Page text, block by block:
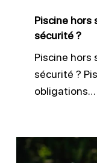
Piscine hors
sécurité ?
Piscine hors
sécurité ?
obligations…
Normes